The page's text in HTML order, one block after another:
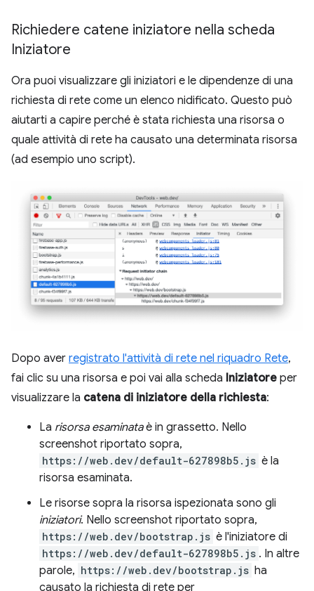
Richiedere catene iniziatore nella scheda
Iniziatore
Ora puoi visualizzare gli iniziatori e le dipendenze di una
richiesta di rete come un elenco nidificato. Questo può
aiutarti a capire perché è stata richiesta una risorsa o
quale attività di rete ha causato una determinata risorsa
(ad esempio uno script).
Dopo aver registrato l'attività di rete nel riquadro Rete,
fai clic su una risorsa e poi vai alla scheda Iniziatore per
visualizzare la catena di iniziatore della richiesta:
La risorsa esaminataè in grassetto. Nello
screenshot riportato sopra,
https://web.dev/default-627898b5.js è la
risorsa esaminata.
Le risorse sopra la risorsa ispezionata sono gli
iniziatori. Nello screenshot riportato sopra,
https://web.dev/bootstrap.js è l'iniziatore di
https://web.dev/default-627898b5.js . In altre
parole, https://web.dev/bootstrap.js ha
causato la richiesta di rete per